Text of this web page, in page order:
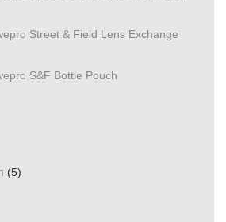
Street & Field Lens Exchange
S&F Bottle Pouch
(5)